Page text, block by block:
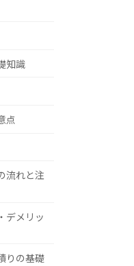
知識
点
流れと注
デメリッ
りの基礎